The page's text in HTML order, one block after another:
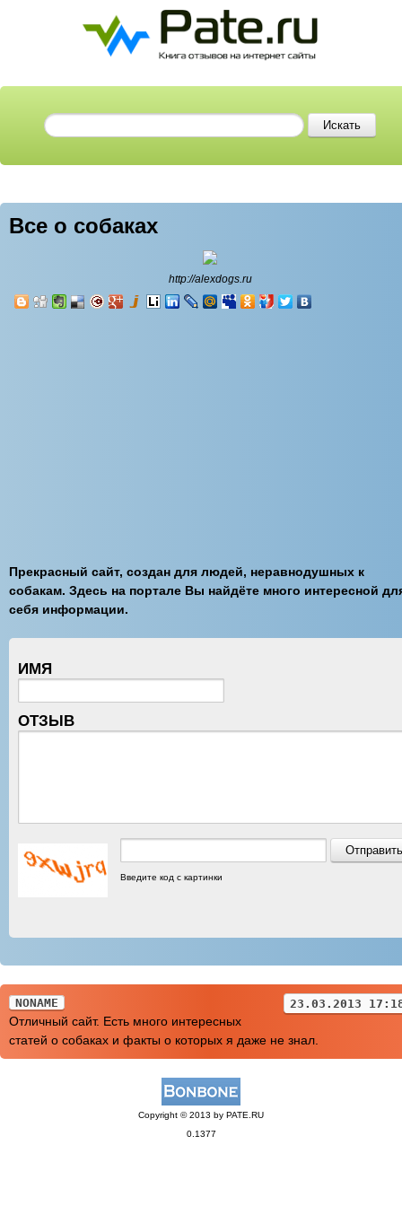
Все о собаках
http://alexdogs.ru
Прекрасный сайт, создан для людей, неравнодушных к
собакам. Здесь на портале Вы найдёте много интересной
себя информации.
ИМЯ
ОТЗЫВ
Введите код с картинки
NONAME 23.03.2013
Отличный сайт. Есть много интересных
статей о собаках и факты о которых я даже не знал.
Copyright © 2013 by PATE.RU
0.1377